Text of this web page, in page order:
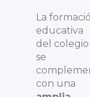
La
educativa
del colegio
se
con una